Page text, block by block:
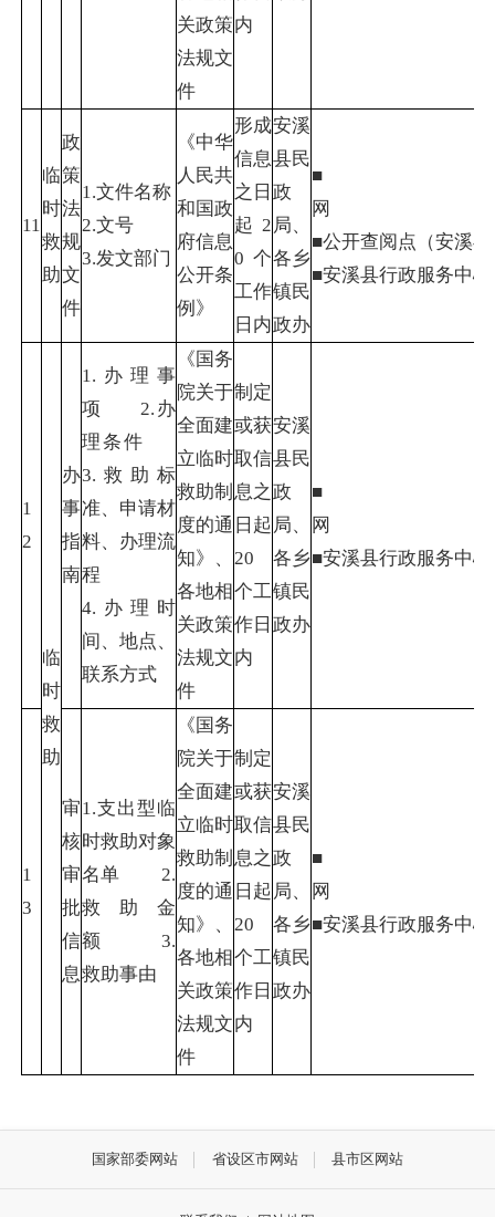
关政策
法规文
件
内
11
临
时
救
助
政
策
法
规
文
件
1.文件名称
2.文号
3.发文部门
《中华
人民共
和国政
府信息
公开条
例》
形成
信息
之日
起2
0个
工作
日内
安溪
县民
政
局、
各乡
镇民
政办
■
■公开查阅点（安溪
■安溪县行政服务
1
2
临
时
救
助
办
事
指
南
1.办理事
项 2.办
理条件
3.救助标
准、申请材
料、办理流
程
4.办理时
间、地点、
联系方式
《国务
院关于
全面建
立临时
救助制
度的通
知》、
各地相
关政策
法规文
件
制定
或获
取信
息之
日起
20
个工
作日
内
安溪
县民
政
局、
各乡
镇民
政办
■
■安溪县行政服
1
3
审
核
审
批
信
息
1.支出型临
时救助对象
名单 2.
救助金
额 3.
救助事由
《国务
院关于
全面建
立临时
救助制
度的通
知》、
各地相
关政策
法规文
件
制定
或获
取信
息之
日起
20
个工
作日
内
安溪
县民
政
局、
各乡
镇民
政办
■
■安溪县行政服
国家部委网站 省设区市网站 县市区网站